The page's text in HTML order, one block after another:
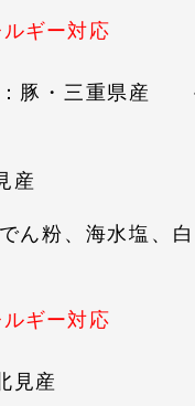
ギー対応
・三重県産 牛
産
ん粉、海水塩、
ギー対応
見産